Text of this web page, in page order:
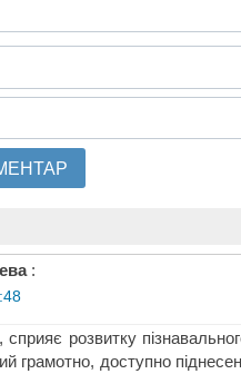
:
сприяє розвитку
грамотно, доступно